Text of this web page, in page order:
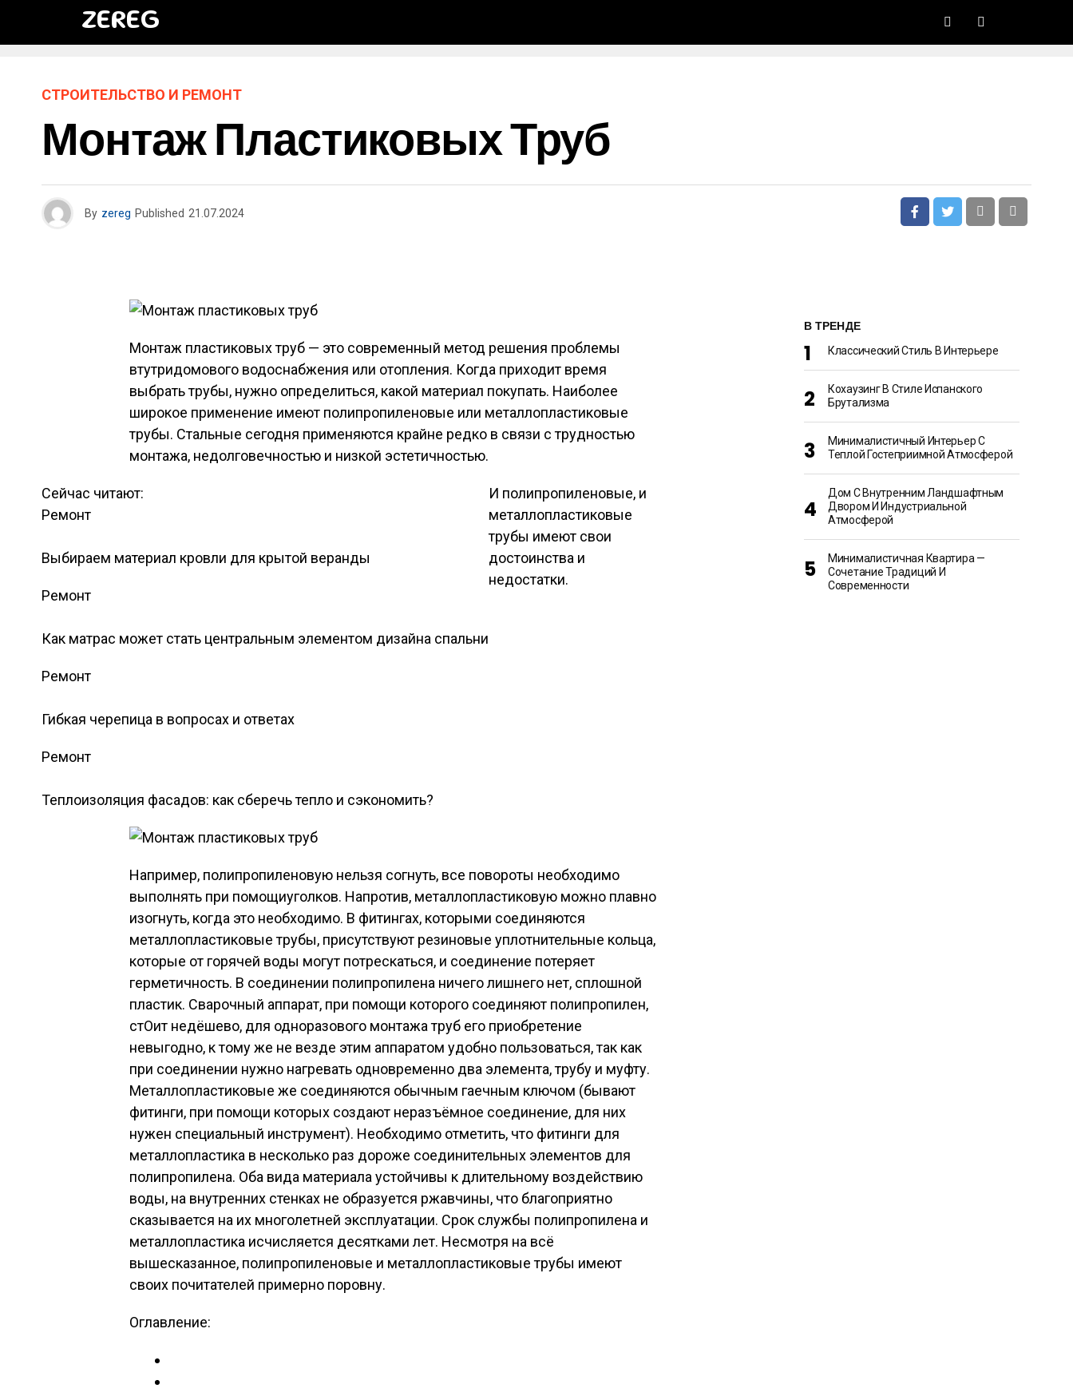
ZEREG
СТРОИТЕЛЬСТВО И РЕМОНТ
Монтаж Пластиковых Труб
By zereg Published 21.07.2024
Монтаж пластиковых труб — это современный метод решения проблемы
втутридомового водоснабжения или отопления. Когда приходит время
выбрать трубы, нужно определиться, какой материал покупать. Наиболее
широкое применение имеют полипропиленовые или металлопластиковые
трубы. Стальные сегодня применяются крайне редко в связи с трудностью
монтажа, недолговечностью и низкой эстетичностью.
Сейчас читают:
Ремонт
Выбираем материал кровли для крытой веранды
Ремонт
Как матрас может стать центральным элементом дизайна спальни
Ремонт
Гибкая черепица в вопросах и ответах
Ремонт
Теплоизоляция фасадов: как сберечь тепло и сэкономить?
И полипропиленовые, и
металлопластиковые
трубы имеют свои
достоинства и
недостатки.
Например, полипропиленовую нельзя согнуть, все повороты необходимо
выполнять при помощиуголков. Напротив, металлопластиковую можно плавно
изогнуть, когда это необходимо. В фитингах, которыми соединяются
металлопластиковые трубы, присутствуют резиновые уплотнительные кольца,
которые от горячей воды могут потрескаться, и соединение потеряет
герметичность. В соединении полипропилена ничего лишнего нет, сплошной
пластик. Сварочный аппарат, при помощи которого соединяют полипропилен,
стОит недёшево, для одноразового монтажа труб его приобретение
невыгодно, к тому же не везде этим аппаратом удобно пользоваться, так как
при соединении нужно нагревать одновременно два элемента, трубу и муфту.
Металлопластиковые же соединяются обычным гаечным ключом (бывают
фитинги, при помощи которых создают неразъёмное соединение, для них
нужен специальный инструмент). Необходимо отметить, что фитинги для
металлопластика в несколько раз дороже соединительных элементов для
полипропилена. Оба вида материала устойчивы к длительному воздействию
воды, на внутренних стенках не образуется ржавчины, что благоприятно
сказывается на их многолетней эксплуатации. Срок службы полипропилена и
металлопластика исчисляется десятками лет. Несмотря на всё
вышесказанное, полипропиленовые и металлопластиковые трубы имеют
своих почитателей примерно поровну.
Оглавление:
В ТРЕНДЕ
Классический Стиль В Интерьере
Кохаузинг В Стиле Испанского
Брутализма
Минималистичный Интерьер С
Теплой Гостеприимной Атмосферой
Дом С Внутренним Ландшафтным
Двором И Индустриальной
Атмосферой
Минималистичная Квартира —
Сочетание Традиций И
Современности